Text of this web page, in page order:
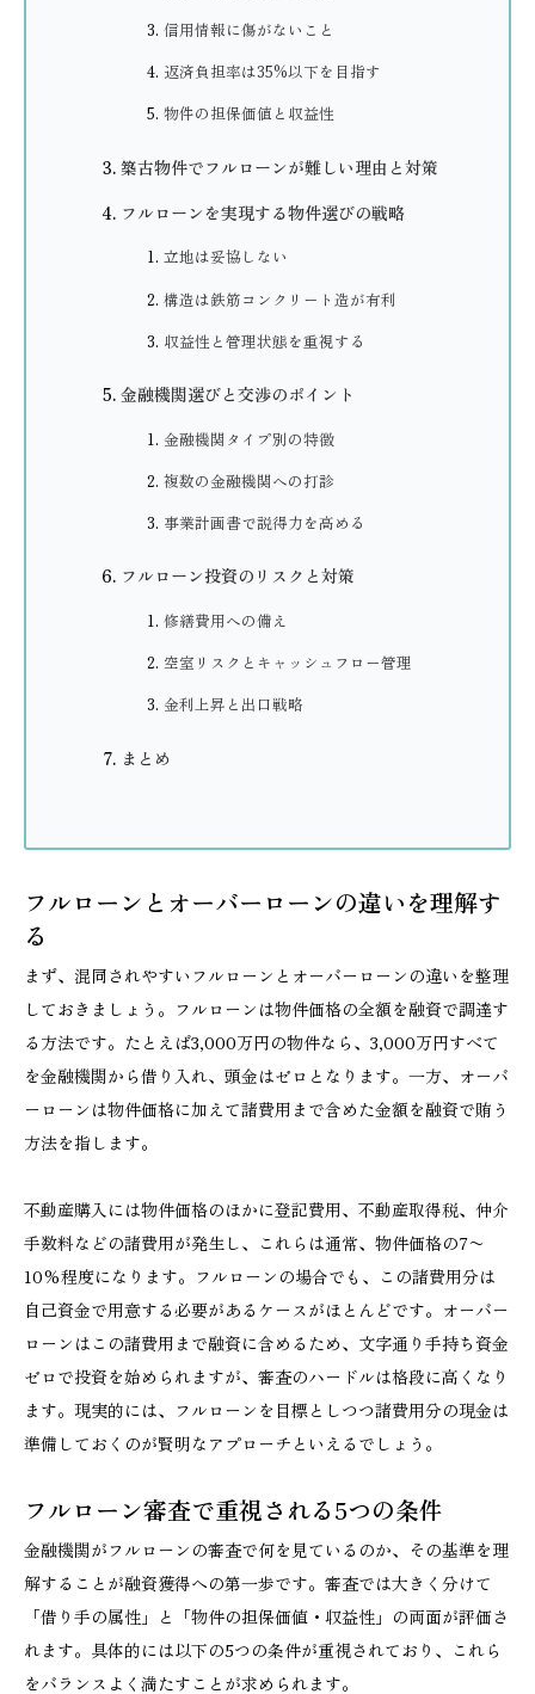
信用情報に傷がないこと
返済負担率は35%以下を目指す
物件の担保価値と収益性
築古物件でフルローンが難しい理由と対策
フルローンを実現する物件選びの戦略
立地は妥協しない
構造は鉄筋コンクリート造が有利
収益性と管理状態を重視する
金融機関選びと交渉のポイント
金融機関タイプ別の特徴
複数の金融機関への打診
事業計画書で説得力を高める
フルローン投資のリスクと対策
修繕費用への備え
空室リスクとキャッシュフロー管理
金利上昇と出口戦略
まとめ
フルローンとオーバーローンの違いを理解す
る
まず、混同されやすいフルローンとオーバーローンの違いを整理
しておきましょう。フルローンは物件価格の全額を融資で調達す
る方法です。たとえば3,000万円の物件なら、3,000万円すべて
を金融機関から借り入れ、頭金はゼロとなります。一方、オーバ
ーローンは物件価格に加えて諸費用まで含めた金額を融資で賄う
方法を指します。
不動産購入には物件価格のほかに登記費用、不動産取得税、仲介
手数料などの諸費用が発生し、これらは通常、物件価格の7〜
10%程度になります。フルローンの場合でも、この諸費用分は
自己資金で用意する必要があるケースがほとんどです。オーバー
ローンはこの諸費用まで融資に含めるため、文字通り手持ち資金
ゼロで投資を始められますが、審査のハードルは格段に高くなり
ます。現実的には、フルローンを目標としつつ諸費用分の現金は
準備しておくのが賢明なアプローチといえるでしょう。
フルローン審査で重視される5つの条件
金融機関がフルローンの審査で何を見ているのか、その基準を理
解することが融資獲得への第一歩です。審査では大きく分けて
「借り手の属性」と「物件の担保価値・収益性」の両面が評価さ
れます。具体的には以下の5つの条件が重視されており、これら
をバランスよく満たすことが求められます。